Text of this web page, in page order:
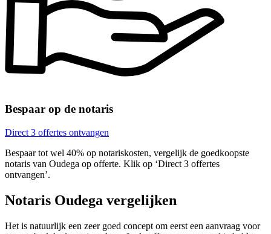
Bespaar op de notaris
Direct 3 offertes ontvangen
Bespaar tot wel 40% op notariskosten, vergelijk de goedkoopste
notaris van Oudega op offerte. Klik op ‘Direct 3 offertes
ontvangen’.
Notaris Oudega vergelijken
Het is natuurlijk een zeer goed concept om eerst een aanvraag voor